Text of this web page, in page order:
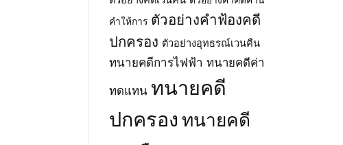
ราช
บัญญัติ
การ
ประกอบ
กิจการ
พลังงาน
พ.ศ.
ราช
การ
ประกอบ
พลังงาน
วิเชียร
น้ำยืน
จังหวัด
พ.ศ.
คำให้การ ตัวอย่างคำฟ้องคดี
ปกครอง ตัวอย่างอุทธรณ์เวนคืน
ทนายคดีการไฟฟ้า ทนายคดีค่า
ทดแทน ทนายคดี
ปกครอง ทนายคดี